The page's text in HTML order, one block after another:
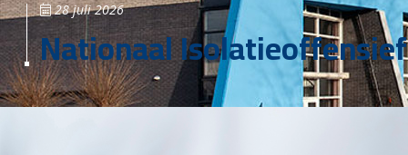
28 juli 2026
Nationaal Isolatieoffensief